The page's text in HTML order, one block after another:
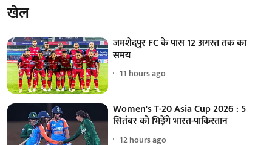
खेल
जमशेदपुर FC के पास 12 अगस्त तक का
समय
11 hours ago
Women's T-20 Asia Cup 2026 : 5
सितंबर को भिड़ेंगे भारत-पाकिस्तान
12 hours ago